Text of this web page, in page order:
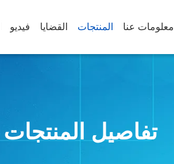
معلومات عنا المنتجات القضايا فيديو
تفاصيل المنتجات